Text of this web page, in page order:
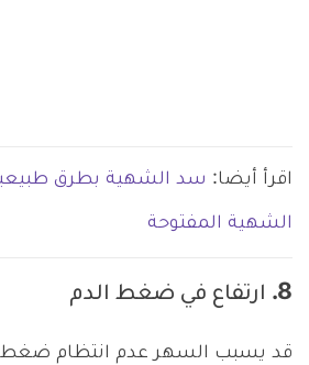
اقرأ أيضا: سد الشهية بطرق
الشهية المفتوحة
8. ارتفاع في ضغط الدم
قد يسبب السهر عدم انتظام ضغط